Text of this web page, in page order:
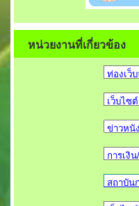
หน่วยงานที่เกี่ยวข้อง